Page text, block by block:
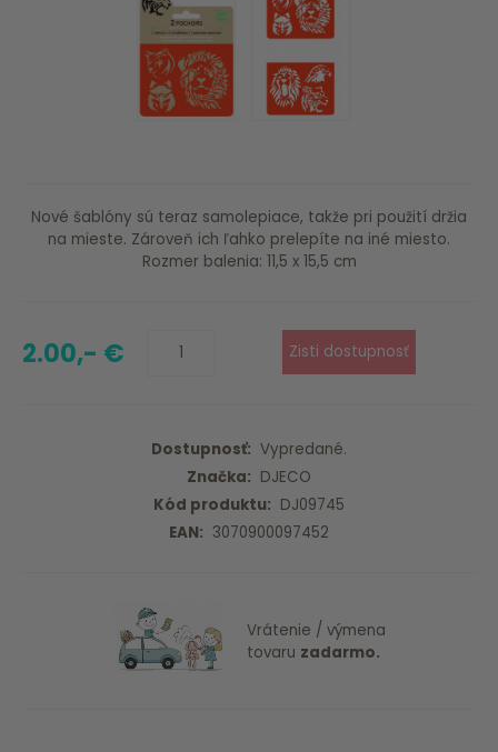
Nové šablóny sú teraz samolepiace, takže pri použití držia
na mieste. Zároveň ich ľahko prelepíte na iné miesto.
Rozmer balenia: 11,5 x 15,5 cm
2.00,- €
Dostupnosť: Vypredané.
Značka: DJECO
Kód produktu: DJ09745
EAN: 3070900097452
Vrátenie / výmena
tovaru zadarmo.